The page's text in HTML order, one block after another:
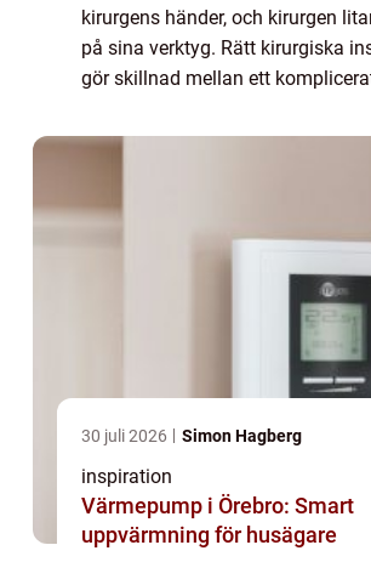
kirurgens händer, och kirurgen
på sina verktyg. Rätt kirurgiska
gör skillnad mellan ett
ortopedin, där ben, leder och ...
30 juli 2026 Simon Hagberg
inspiration
Värmepump i Örebro: Smart
uppvärmning för husägare